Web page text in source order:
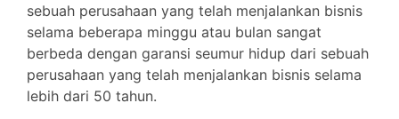
sebuah perusahaan yang telah menjalankan bisnis
selama beberapa minggu atau bulan sangat
berbeda dengan garansi seumur hidup dari sebuah
perusahaan yang telah menjalankan bisnis selama
lebih dari 50 tahun.